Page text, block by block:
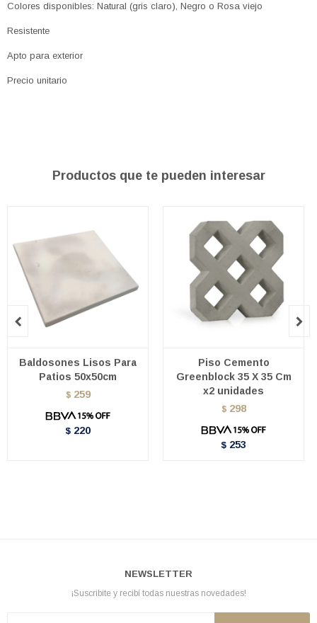
Colores disponibles: Natural (gris claro), Negro o Rosa viejo
Resistente
Apto para exterior
Precio unitario
Productos que te pueden interesar
Baldosones Lisos Para
Patios 50x50cm
$ 259
$ 220
Piso Cemento
Greenblock 35 X 35 Cm
x2 unidades
$ 298
$ 253
 
NEWSLETTER
¡Suscribite y recibí todas nuestras novedades!